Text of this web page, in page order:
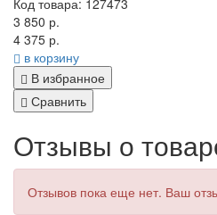
3 850 р.
4 375 р.
в корзину
В избранное
Сравнить
Отзывы о
Отзывов пока еще нет. Ваш